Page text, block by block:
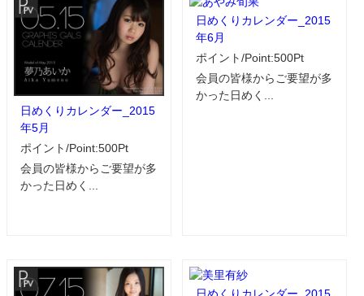
日めくりカレンダー_2015
年5月
ポイント/Point:500Pt
会員の皆様からご要望が多
かった日めく...
日めくりカレンダー_2015
年6月
ポイント/Point:500Pt
会員の皆様からご要望が多
かった日めく...